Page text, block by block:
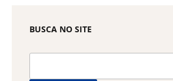
BUSCA NO SITE